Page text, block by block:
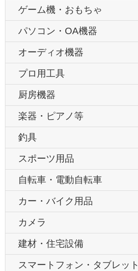
ゲーム機・おもちゃ
パソコン・OA機器
オーディオ機器
プロ用工具
厨房機器
楽器・ピアノ等
釣具
スポーツ用品
自転車・電動自転車
カー・バイク用品
カメラ
建材・住宅設備
スマートフォン・タブレット